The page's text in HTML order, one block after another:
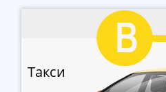
Такси